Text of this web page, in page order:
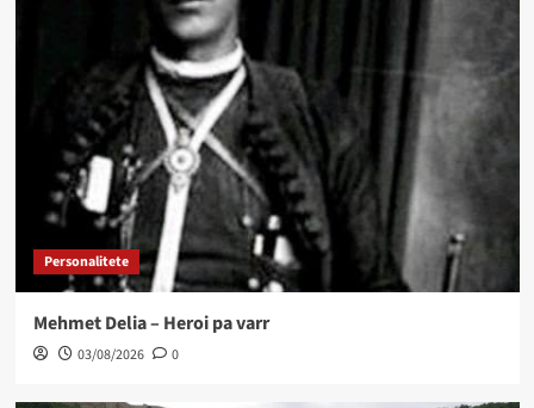
Personalitete
Mehmet Delia – Heroi pa varr
03/08/2026 0